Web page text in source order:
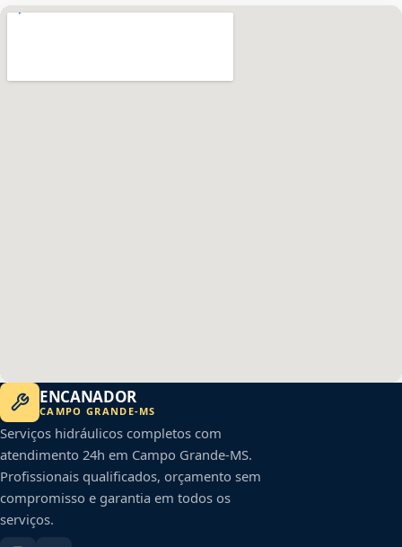
ENCANADOR
CAMPO GRANDE-MS
Serviços hidráulicos completos com
atendimento 24h em Campo Grande-MS.
Profissionais qualificados, orçamento sem
compromisso e garantia em todos os
serviços.